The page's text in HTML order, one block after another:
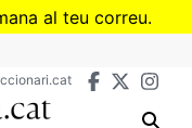
al teu correu.
Divulcat